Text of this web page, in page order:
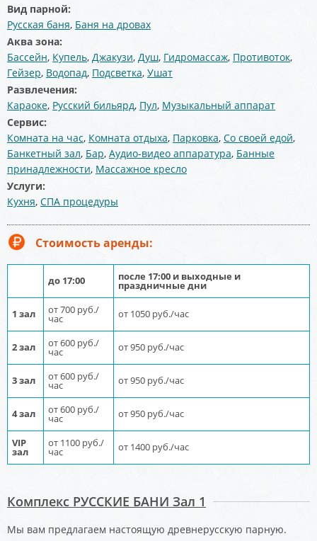
Вид парной:
Русская баня, Баня на дровах
Аква зона:
Бассейн, Купель, Джакузи, Душ, Гидромассаж, Противоток,
Гейзер, Водопад, Подсветка, Ушат
Развлечения:
Караоке, Русский бильярд, Пул, Музыкальный аппарат
Сервис:
Комната на час, Комната отдыха, Парковка, Со своей едой,
Банкетный зал, Бар, Аудио-видео аппаратура, Банные
принадлежности, Массажное кресло
Услуги:
Кухня, СПА процедуры
Стоимость аренды:
до 17:00 после 17:00 и выходные и
праздничные дни
1 зал от 700 руб./
час от 1050 руб./час
2 зал от 600 руб./
час от 950 руб./час
3 зал от 600 руб./
час от 950 руб./час
4 зал от 600 руб./
час от 950 руб./час
VIP
зал
от 1100 руб./
час от 1400 руб./час
Комплекс РУССКИЕ БАНИ Зал 1
Мы вам предлагаем настоящую древнерусскую парную.